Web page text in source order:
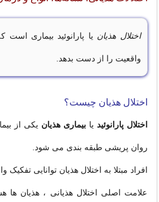
اختلال هذیان یا پارانوئید بیماری
واقعیت را از دست بدهد.
اختلال هذیان چیست؟
اختلال پارانوئید یابیماری هذیان یکی از
روان پریشی طبقه بندی می شود.
افراد مبتلا به اختلال هذیان توانایی
علامت اصلی اختلال هذیانی ، هذیان